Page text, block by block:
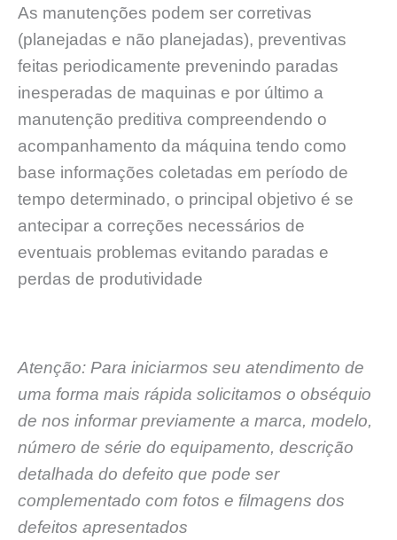
As manutenções podem ser corretivas
(planejadas e não planejadas), preventivas
feitas periodicamente prevenindo paradas
inesperadas de maquinas e por último a
manutenção preditiva compreendendo o
acompanhamento da máquina tendo como
base informações coletadas em período de
tempo determinado, o principal objetivo é se
antecipar a correções necessários de
eventuais problemas evitando paradas e
perdas de produtividade
Atenção: Para iniciarmos seu atendimento de
uma forma mais rápida solicitamos o obséquio
de nos informar previamente a marca, modelo,
número de série do equipamento, descrição
detalhada do defeito que pode ser
complementado com fotos e filmagens dos
defeitos apresentados